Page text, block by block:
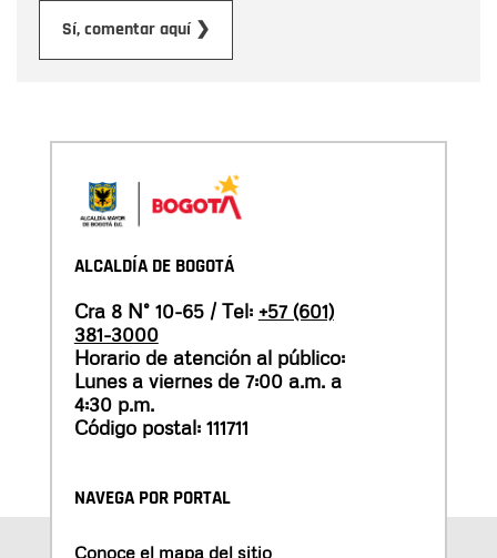
Sí, comentar aquí ❯
ALCALDÍA DE BOGOTÁ
Cra 8 N° 10-65 / Tel: +57 (601)
381-3000
Horario de atención al público:
Lunes a viernes de 7:00 a.m. a
4:30 p.m.
Código postal: 111711
NAVEGA POR PORTAL
Conoce el mapa del sitio